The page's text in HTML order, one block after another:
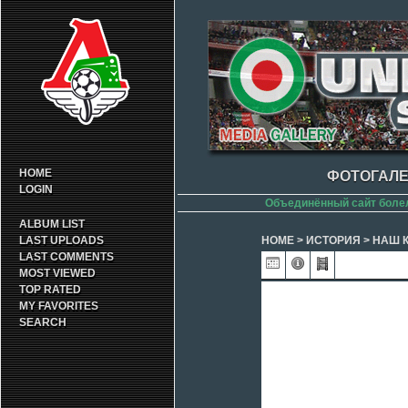
HOME
LOGIN
ALBUM LIST
LAST UPLOADS
LAST COMMENTS
MOST VIEWED
TOP RATED
MY FAVORITES
SEARCH
Объединённый сайт
HOME> ИСТОРИЯ > НАШ